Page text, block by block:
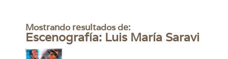
Mostrando resultados de:
Escenografía: Luis María Saravi